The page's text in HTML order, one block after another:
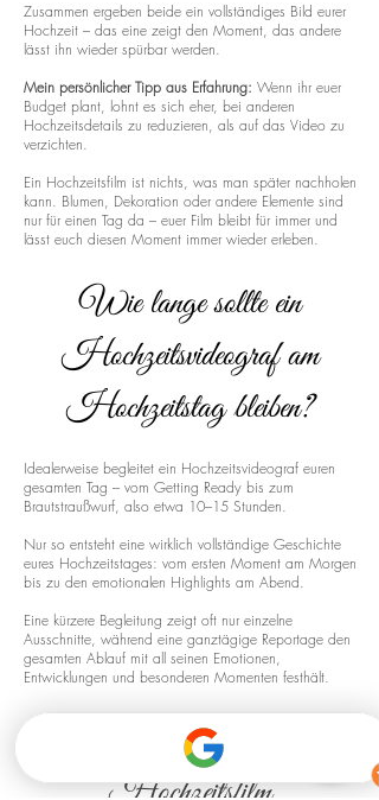
Zusammen ergeben beide ein vollständiges Bild eurer
Hochzeit – das eine zeigt den Moment, das andere
lässt ihn wieder spürbar werden.
Mein persönlicher Tipp aus Erfahrung: Wenn ihr euer
Budget plant, lohnt es sich eher, bei anderen
Hochzeitsdetails zu reduzieren, als auf das Video zu
verzichten.
Ein Hochzeitsfilm ist nichts, was man später nachholen
kann. Blumen, Dekoration oder andere Elemente sind
nur für einen Tag da – euer Film bleibt für immer und
lässt euch diesen Moment immer wieder erleben.
Wie lange sollte ein
Hochzeitsvideograf am
Hochzeitstag bleiben?
Idealerweise begleitet ein Hochzeitsvideograf euren
gesamten Tag – vom Getting Ready bis zum
Brautstraußwurf, also etwa 10–15 Stunden.
Nur so entsteht eine wirklich vollständige Geschichte
eures Hochzeitstages: vom ersten Moment am Morgen
bis zu den emotionalen Highlights am Abend.
Eine kürzere Begleitung zeigt oft nur einzelne
Ausschnitte, während eine ganztägige Reportage den
gesamten Ablauf mit all seinen Emotionen,
Entwicklungen und besonderen Momenten festhält.
Drohnenaufnahmen für euren